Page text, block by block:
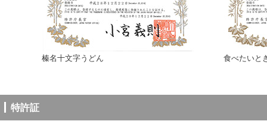
榛名十文字うどん 食べたいと
特許証